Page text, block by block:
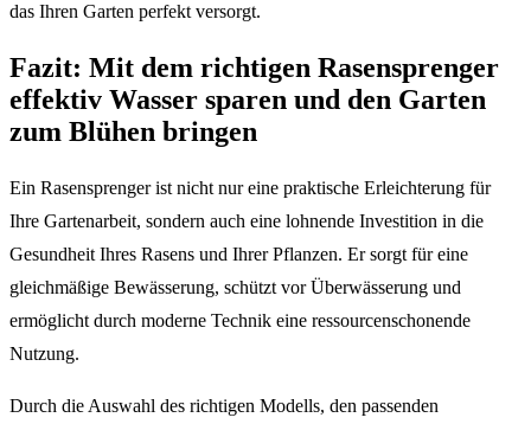
das Ihren Garten perfekt versorgt.
Fazit: Mit dem richtigen Rasensprenger
effektiv Wasser sparen und den Garten
zum Blühen bringen
Ein Rasensprenger ist nicht nur eine praktische Erleichterung für
Ihre Gartenarbeit, sondern auch eine lohnende Investition in die
Gesundheit Ihres Rasens und Ihrer Pflanzen. Er sorgt für eine
gleichmäßige Bewässerung, schützt vor Überwässerung und
ermöglicht durch moderne Technik eine ressourcenschonende
Nutzung.
Durch die Auswahl des richtigen Modells, den passenden